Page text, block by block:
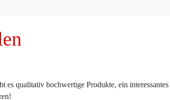
qualitativ hochwertige Produkte, ein interessantes